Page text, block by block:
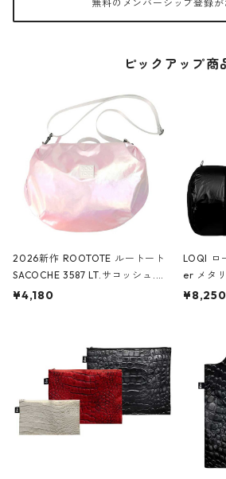
無料のメンバーシップ登録が
ピックアップ商
2026新作 ROOTOTE ルートート
SACOCHE 3587 LT.サコッシュ.ル
ミエ-B ショルダーバッグ グロスピ
¥4,180
LOQI ロ
er メタ
ボストン
Black
ア/クラ
¥8,250